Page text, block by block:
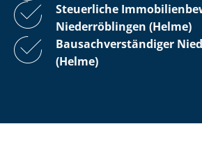
Steuerliche
Niederröblingen (Helme)
Bau­sach­ver­stän­di­ger
(Helme)